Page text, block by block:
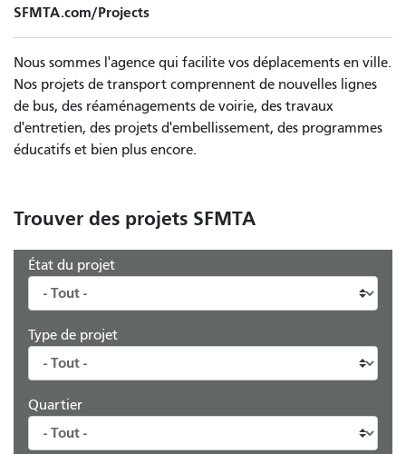
SFMTA.com/Projects
Nous sommes l'agence qui facilite vos déplacements en ville.
Nos projets de transport comprennent de nouvelles lignes
de bus, des réaménagements de voirie, des travaux
d'entretien, des projets d'embellissement, des programmes
éducatifs et bien plus encore.
Trouver des projets SFMTA
État du projet
Type de projet
Quartier